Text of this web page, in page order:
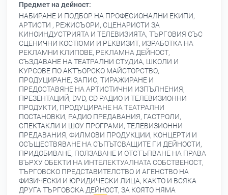
Предмет на дейност:
НАБИРАНЕ И ПОДБОР НА ПРОФЕСИОНАЛНИ ЕКИПИ,
АРТИСТИ , РЕЖИСЪОРИ, СЦЕНАРИСТИ ЗА
КИНОИНДУСТРИЯТА И ТЕЛЕВИЗИЯТА, ТЪРГОВИЯ СЪС
СЦЕНИЧНИ КОСТЮМИ И РЕКВИЗИТ, ИЗРАБОТКА НА
РЕКЛАМНИ КЛИПОВЕ, РЕКЛАМНА ДЕЙНОСТ,
СЪЗДАВАНЕ НА ТЕАТРАЛНИ СТУДИА, ШКОЛИ И
КУРСОВЕ ПО АКТЪОРСКО МАЙСТОРСТВО,
ПРОДУЦИРАНЕ, ЗАПИС, ТИРАЖИРАНЕ И
ПРЕДОСТАВЯНЕ НА АРТИСТИЧНИ ИЗПЪЛНЕНИЯ,
ПРЕЗЕНТАЦИЙ, DVD, CD РАДИО И ТЕЛЕВИЗИОННИ
ПРОДУКТИ, ПРОДУЦИРАНЕ НА ТЕАТРАЛНИ
ПОСТАНОВКИ, РАДИО ПРЕДАВАНИЯ, ГАСТРОЛИ,
СПЕКТАКЛИ И ШОУ ПРОГРАМИ, ТЕЛЕВИЗИОННИ
ПРЕДАВАНИЯ, ФИЛМОВИ ПРОДУКЦИИ, КОНЦЕРТИ И
ОСЪЩЕСТВЯВАНЕ НА СЪПЪТСВАЩИТЕ ГИ ДЕЙНОСТИ,
ПРИДОБИВАНЕ, ПОЛЗАВАНЕ И ОТСТЪПВАНЕ НА ПРАВА
ВЪРХУ ОБЕКТИ НА ИНТЕЛЕКТУАЛНАТА СОБСТВЕНОСТ,
ТЪРГОВСКО ПРЕДСТАВИТЕЛСТВО И АГЕНСТВО НА
ФИЗИЧЕСКИ И ЮРИДИЧЕСКИ ЛИЦА, КАКТО И ВСЯКА
ДРУГА ТЪРГОВСКА ДЕЙНОСТ, ЗА КОЯТО НЯМА